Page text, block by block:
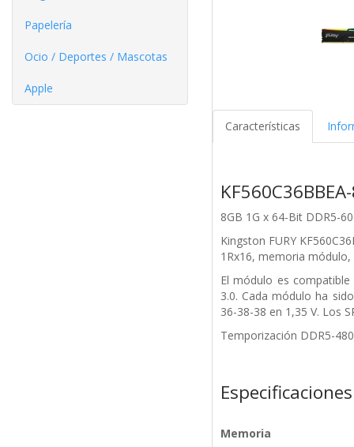
Papelería
Ocio / Deportes / Mascotas
Apple
Características
8GB 1G x 64-Bit DDR5-
Kingston FURY
1Rx16, memoria módulo,
El módulo es
3.0. Cada módulo ha
36-38-38 en 1,35 V. Los
Temporización DDR5-
Especificaciones
Memoria